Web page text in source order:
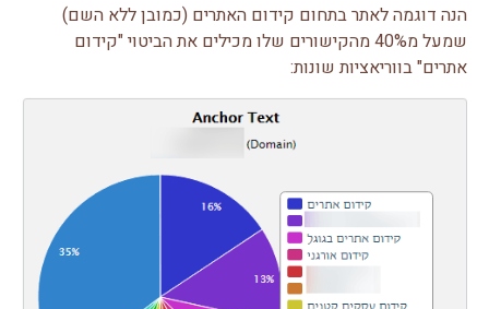
הנה דוגמה לאתר בתחום קידום האתרים (כמובן ללא השם)
שמעל מ40% מהקישורים שלו מכילים את הביטוי "קידום
אתרים" בווריאציות שונות: